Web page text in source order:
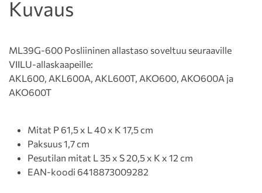
Kuvaus
ML39G-600 Posliininen allastaso soveltuu seuraaville
VIILU-allaskaapeille:
AKL600, AKL600A, AKL600T, AKO600, AKO600A ja
AKO600T
Mitat P 61,5 x L 40 x K 17,5 cm
Paksuus 1,7 cm
Pesutilan mitat L 35 x S 20,5 x K x 12 cm
EAN-koodi 6418873009282